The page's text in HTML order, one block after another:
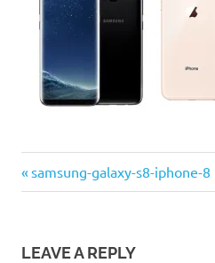
Yazı
Previous
Post:
samsung-galaxy-s8-iphone-8
LEAVE A REPLY